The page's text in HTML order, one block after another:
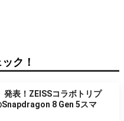
ク！
発表！ZEISSコラボトリプ
8 Gen 5スマ